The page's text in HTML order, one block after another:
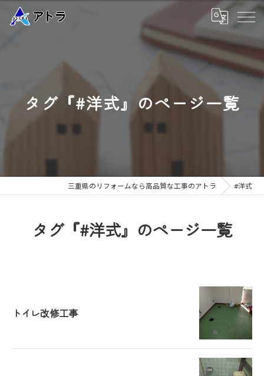
タグ『#洋式』のページ一覧
三重県のリフォームなら高品質な工事のアトラ #洋式
タグ『#洋式』のページ一覧
トイレ改修工事